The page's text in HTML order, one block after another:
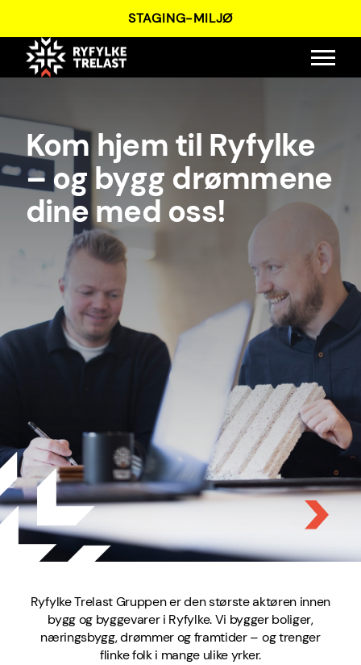
MAIN
CONTENT
STAGING-MILJØ
Kom hjem til Ryfylke
– og bygg drømmene
dine med oss!
Ryfylke Trelast Gruppen er den største aktøren innen
bygg og byggevarer i Ryfylke. Vi bygger boliger,
næringsbygg, drømmer og framtider – og trenger
flinke folk i mange ulike yrker.